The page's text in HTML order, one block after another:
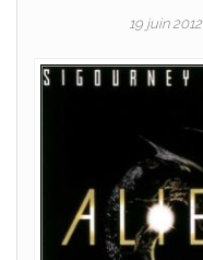
19 juin 2012